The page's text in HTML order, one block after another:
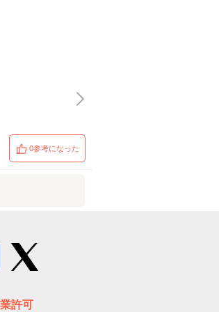
0参考になった
許可